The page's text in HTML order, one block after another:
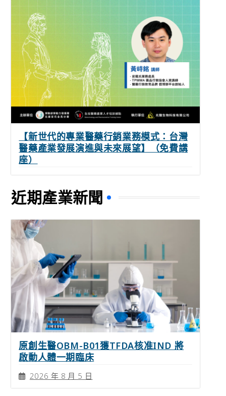
【新世代的專業醫藥行銷業務模式：台灣
醫藥產業發展演進與未來展望】（免費講
座）
近期產業新聞
原創生醫OBM-B01獲TFDA核准IND 將
啟動人體一期臨床
2026 年 8 月 5 日